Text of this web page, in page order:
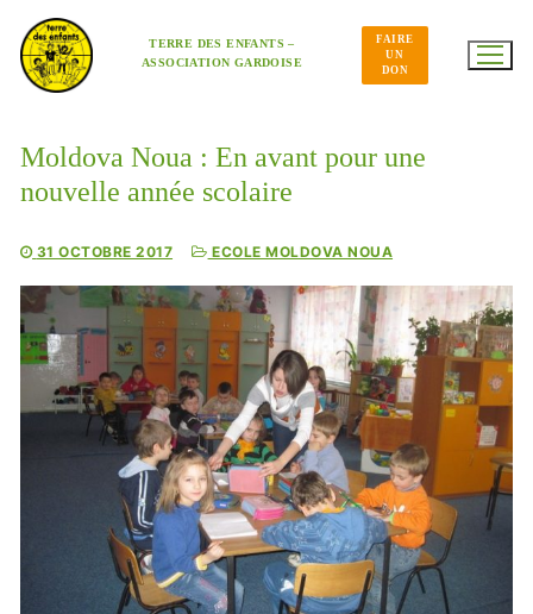
contenu
TERRE DES ENFANTS –
ASSOCIATION GARDOISE
FAIRE
UN
DON
Moldova Noua : En avant pour une
nouvelle année scolaire
31 OCTOBRE 2017 ECOLE MOLDOVA NOUA